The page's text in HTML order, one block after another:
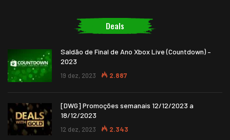
Deals
Saldão de Final de Ano Xbox Live (Countdown) –
2023
19 dez, 2023 2.887
[DWG] Promoções semanais 12/12/2023 a
18/12/2023
12 dez, 2023 2.343